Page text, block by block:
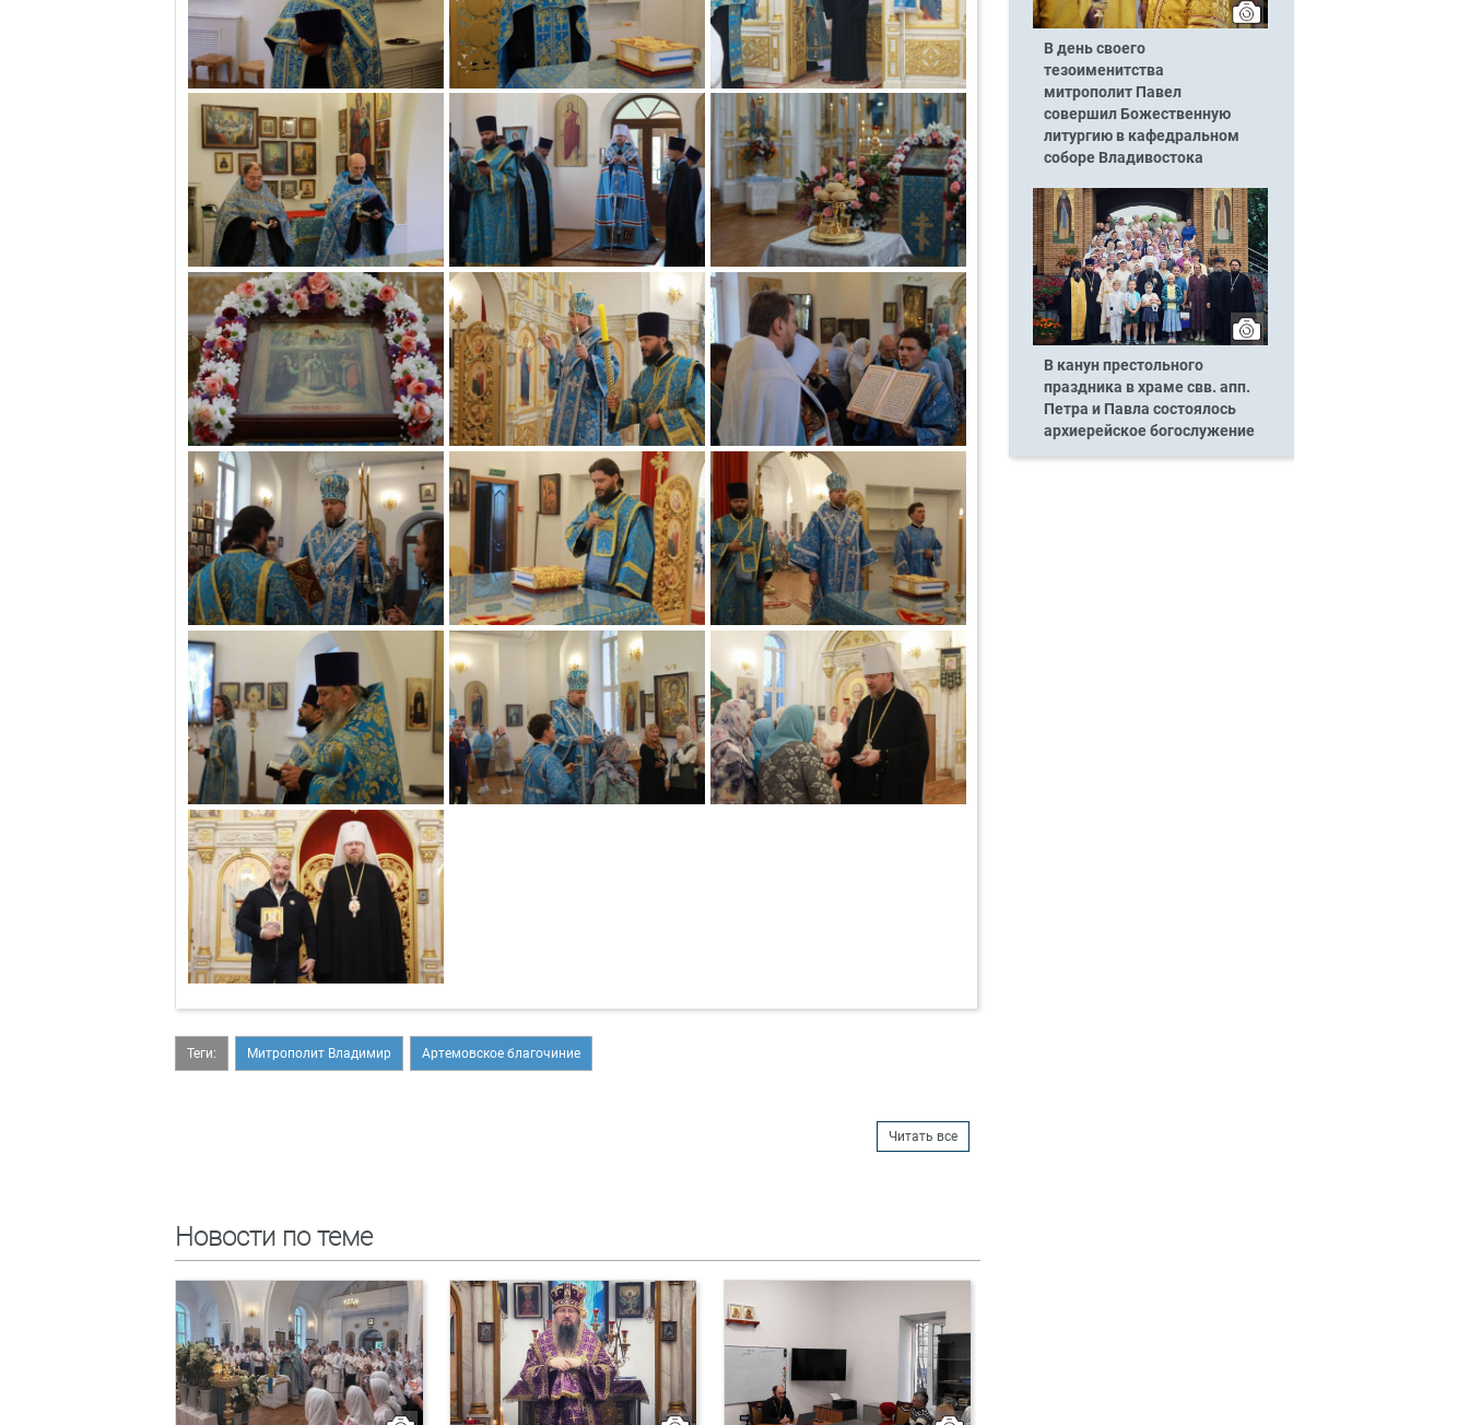
Теги: Митрополит Владимир Артемовское благочиние
Читать все
Новости по теме
В день своего
тезоименитства
митрополит Павел
совершил Божественную
литургию в кафедральном
соборе Владивостока
В канун престольного
праздника в храме свв. апп.
Петра и Павла состоялось
архиерейское богослужение